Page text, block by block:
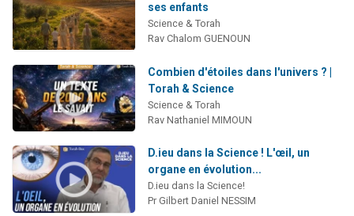
ses enfants
Science & Torah
Rav Chalom GUENOUN
Combien d'étoiles dans l'univers ? |
Torah & Science
Science & Torah
Rav Nathaniel MIMOUN
D.ieu dans la Science ! L'œil, un
organe en évolution...
D.ieu dans la Science!
Pr Gilbert Daniel NESSIM